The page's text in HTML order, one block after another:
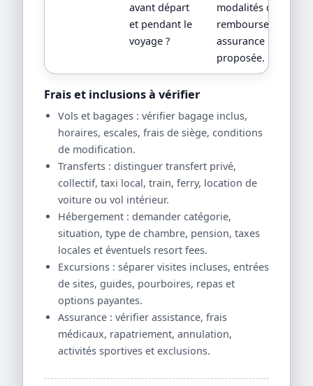
avant départ
et pendant le
voyage ?
modalités de
remboursement,
assurance
proposée.
Frais et inclusions à vérifier
Vols et bagages : vérifier bagage inclus,
horaires, escales, frais de siège, conditions
de modification.
Transferts : distinguer transfert privé,
collectif, taxi local, train, ferry, location de
voiture ou vol intérieur.
Hébergement : demander catégorie,
situation, type de chambre, pension, taxes
locales et éventuels resort fees.
Excursions : séparer visites incluses, entrées
de sites, guides, pourboires, repas et
options payantes.
Assurance : vérifier assistance, frais
médicaux, rapatriement, annulation,
activités sportives et exclusions.